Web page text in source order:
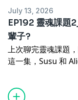
另外，考量有些仙
徵魅力、富貴與好
100名訂購星耀紅線
讓香氣打開心門。
把好人、好事、好
購買連結:
https://
安，藥籤怎麼用
🥟 祂喜歡的供品居
極保生大帝」持念 36
從失去雙親的少年
條路：看見苦，就
📎 本集也分享昭
訊欄專案表單:
磁場✅ 擋小人、避
注與穩定✅ 加速願
化
居娑婆世界南贍部
在 15 年前的祈福法
於認真查了。這一
佛教宇宙觀，還一
July 13, 2026
EP192 靈魂課題
輩子?
上次聊完靈魂課題
這一集，Susu 和
路陪著我們的守護
神通，有時候是在
自己能通靈、能收